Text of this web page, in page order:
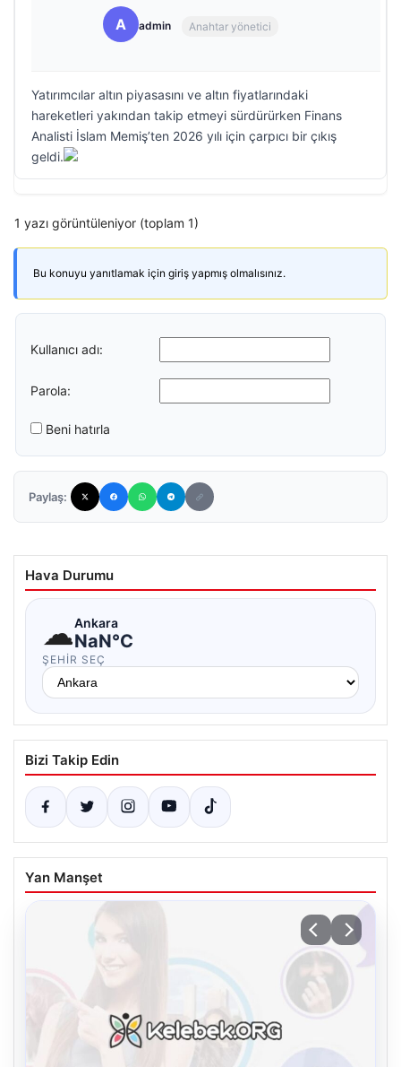
A admin Anahtar yönetici
Yatırımcılar altın piyasasını ve altın fiyatlarındaki
hareketleri yakından takip etmeyi sürdürürken Finans
Analisti İslam Memiş’ten 2026 yılı için çarpıcı bir çıkış
geldi.
1 yazı görüntüleniyor (toplam 1)
Bu konuyu yanıtlamak için giriş yapmış olmalısınız.
Kullanıcı adı:
Parola:
Beni hatırla
Paylaş:
Hava Durumu
☁Ankara
NaN°C
ŞEHIR SEÇ
Bizi Takip Edin
Yan Manşet